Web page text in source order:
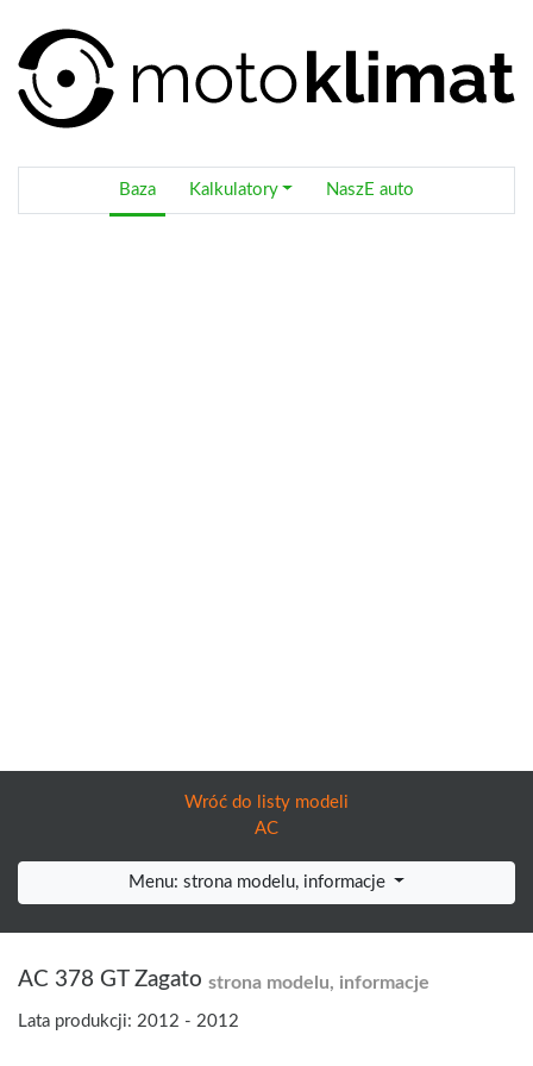
Baza Kalkulatory NaszE auto
Wróć do listy modeli
AC
Menu: strona modelu, informacje
AC 378 GT Zagato strona modelu, informacje
Lata produkcji: 2012 - 2012